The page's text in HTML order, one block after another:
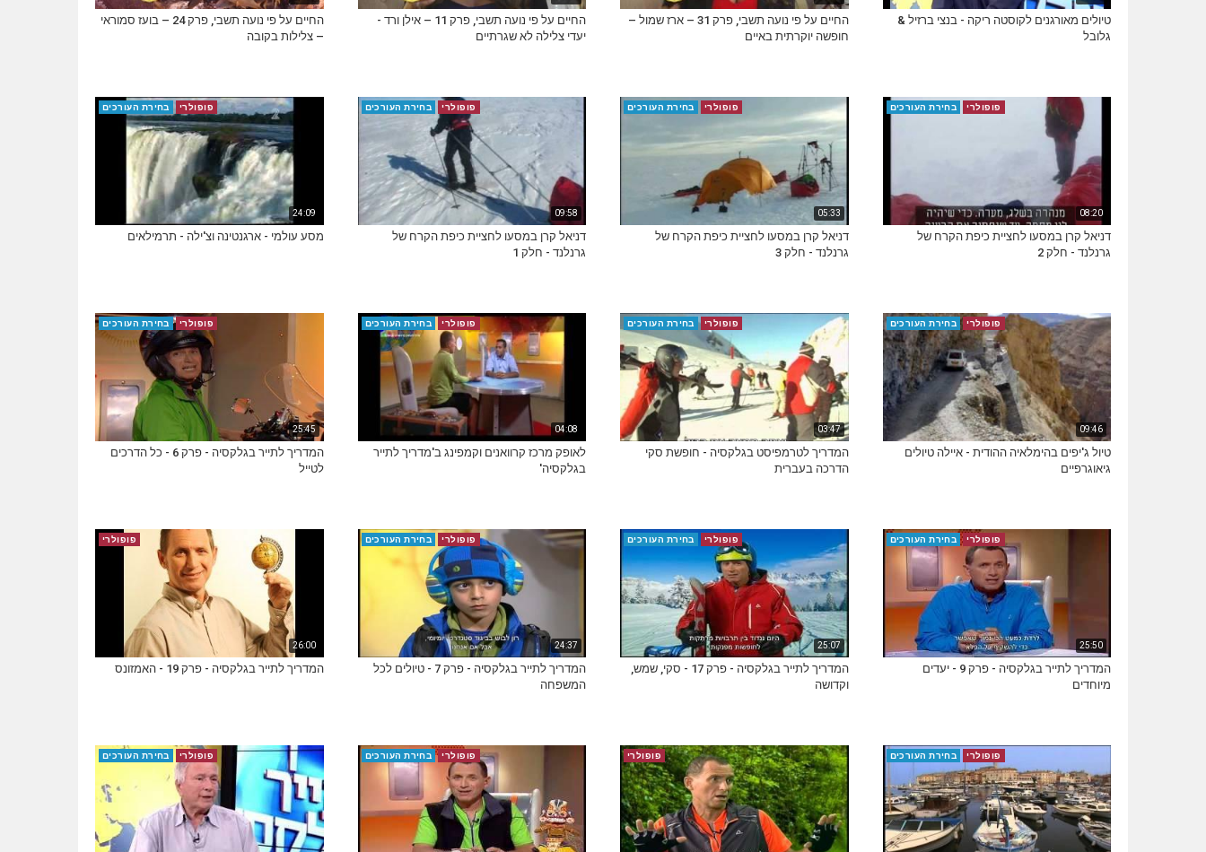
טיולים מאורגנים לקוסטה ריקה - בנצי ברזיל &
גלובל
החיים על פי נועה תשבי, פרק 31 – ארז שמול –
חופשה יוקרתית באיים
החיים על פי נועה תשבי, פרק 11 – אילן ורד -
יעדי צלילה לא שגרתיים
החיים על פי נועה תשבי, פרק 24 – בועז סמוראי
– צלילות בקובה
08:20
פופולרי בחירת העורכים
דניאל קרן במסעו לחציית כיפת הקרח של
גרנלנד - חלק 2
05:33
פופולרי בחירת העורכים
דניאל קרן במסעו לחציית כיפת הקרח של
גרנלנד - חלק 3
09:58
פופולרי בחירת העורכים
דניאל קרן במסעו לחציית כיפת הקרח של
גרנלנד - חלק 1
24:09
פופולרי בחירת העורכים
מסע עולמי - ארגנטינה וצ'ילה - תרמילאים
09:46
פופולרי בחירת העורכים
טיול ג'יפים בהימלאיה ההודית - איילה טיולים
גיאוגרפיים
03:47
פופולרי בחירת העורכים
המדריך לטרמפיסט בגלקסיה - חופשת סקי
הדרכה בעברית
04:08
פופולרי בחירת העורכים
לאופק מרכז קרוואנים וקמפינג ב'מדריך לתייר
בגלקסיה'
25:45
פופולרי בחירת העורכים
המדריך לתייר בגלקסיה - פרק 6 - כל הדרכים
לטייל
25:50
פופולרי בחירת העורכים
המדריך לתייר בגלקסיה - פרק 9 - יעדים
מיוחדים
25:07
פופולרי בחירת העורכים
המדריך לתייר בגלקסיה - פרק 17 - סקי, שמש,
וקדושה
24:37
פופולרי בחירת העורכים
המדריך לתייר בגלקסיה - פרק 7 - טיולים לכל
המשפחה
26:00
פופולרי
המדריך לתייר בגלקסיה - פרק 19 - האמזונס
פופולרי בחירת העורכים פופולרי פופולרי בחירת העורכים פופולרי בחירת העורכים